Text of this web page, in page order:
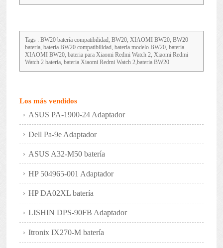
Tags : BW20 batería compatibilidad, BW20, XIAOMI BW20, BW20
bateria, batería BW20 compatibilidad, bateria modelo BW20, bateria
XIAOMI BW20, bateria para Xiaomi Redmi Watch 2, Xiaomi Redmi
Watch 2 bateria, bateria Xiaomi Redmi Watch 2,bateria BW20
Los más vendidos
ASUS PA-1900-24 Adaptador
Dell Pa-9e Adaptador
ASUS A32-M50 batería
HP 504965-001 Adaptador
HP DA02XL batería
LISHIN DPS-90FB Adaptador
Itronix IX270-M batería